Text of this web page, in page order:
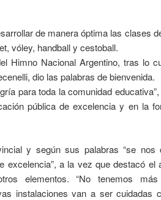
de manera óptima las clases
vóley, handball y cestoball.
Himno Nacional Argentino, tras lo
dio las palabras de bienvenida.
para toda la comunidad
pública de excelencia y en la
y según sus palabras “se nos
excelencia”, a la vez que destacó el
elementos. “No tenemos
instalaciones van a ser cuidadas